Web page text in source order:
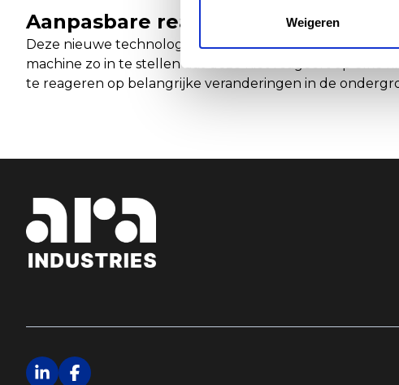
Weigeren
Aanpasbare reactietijd en
Deze nieuwe technologie heeft de mogelijkheid om de
machine zo in te stellen dat deze niet reageert op elke
te reageren op belangrijke veranderingen in de